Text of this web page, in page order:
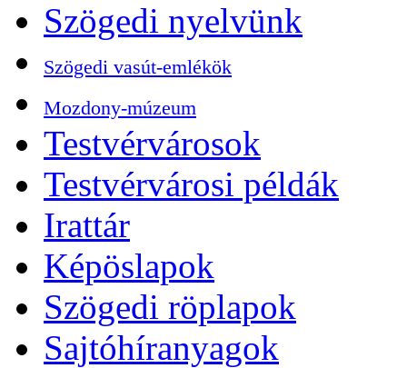
Szögedi nyelvünk
Szögedi vasút-emlékök
Mozdony-múzeum
Testvérvárosok
Testvérvárosi példák
Irattár
Képöslapok
Szögedi röplapok
Sajtóhíranyagok